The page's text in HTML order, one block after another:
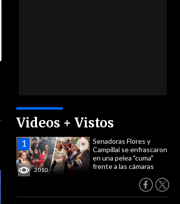
Videos + Vistos
2010
Senadoras Flores y
Campillai se enfrascaron
en una pelea "cuma"
frente a las cámaras